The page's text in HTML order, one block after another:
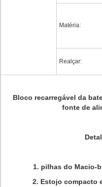
Matéria:
Realçar:
Bloco recarregável da
fonte de
1. pilhas do Macio-
2. Estojo compacto